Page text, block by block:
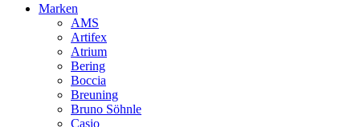
Marken
AMS
Artifex
Atrium
Bering
Boccia
Breuning
Bruno Söhnle
Casio